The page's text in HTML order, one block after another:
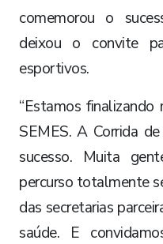
comemorou o
deixou o convite
esportivos.
“Estamos
SEMES. A Corrida
sucesso. Muita
percurso totalmente
das secretarias
saúde. E